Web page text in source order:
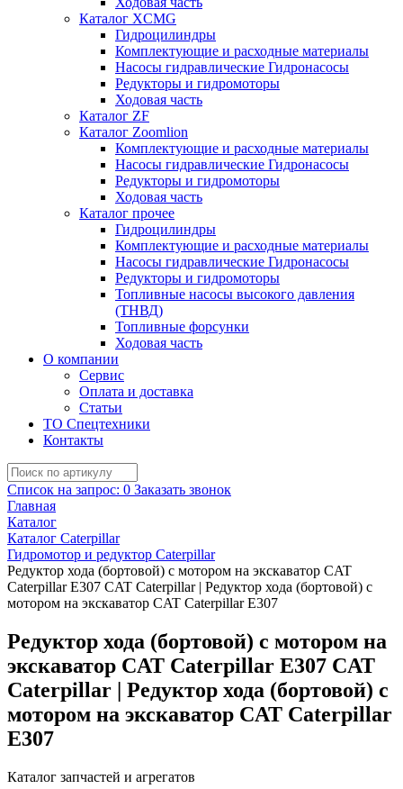
Каталог XCMG
Гидроцилиндры
Комплектующие и расходные материалы
Насосы гидравлические Гидронасосы
Редукторы и гидромоторы
Ходовая часть
Каталог ZF
Каталог Zoomlion
Комплектующие и расходные материалы
Насосы гидравлические Гидронасосы
Редукторы и гидромоторы
Ходовая часть
Каталог прочее
Гидроцилиндры
Комплектующие и расходные материалы
Насосы гидравлические Гидронасосы
Редукторы и гидромоторы
Топливные насосы высокого давления
(ТНВД)
Топливные форсунки
Ходовая часть
О компании
Сервис
Оплата и доставка
Статьи
ТО Спецтехники
Контакты
Список на запрос: 0 Заказать звонок
Главная
Каталог
Каталог Caterpillar
Гидромотор и редуктор Caterpillar
Редуктор хода (бортовой) с мотором на экскаватор CAT
Caterpillar E307 CAT Caterpillar | Редуктор хода (бортовой) с
мотором на экскаватор CAT Caterpillar E307
Редуктор хода (бортовой) с мотором на
экскаватор CAT Caterpillar E307 CAT
Caterpillar | Редуктор хода (бортовой) с
мотором на экскаватор CAT Caterpillar
E307
Каталог запчастей и агрегатов